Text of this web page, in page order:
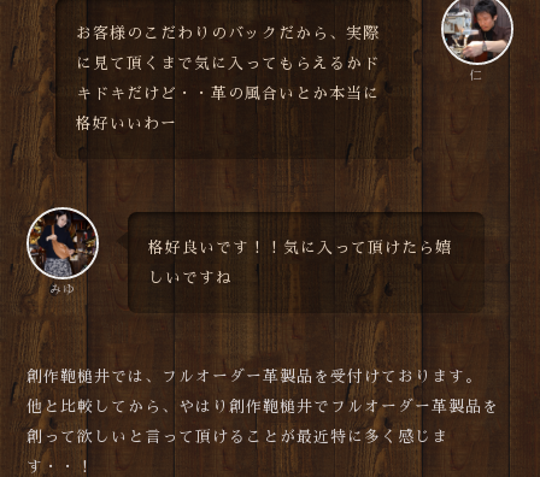
仁
お客様のこだわりのバックだから、実際
に見て頂くまで気に入ってもらえるかド
キドキだけど・・革の風合いとか本当に
格好いいわー
みゆ
格好良いです！！気に入って頂けたら嬉
しいですね
創作鞄槌井では、フルオーダー革製品を受付けております。
他と比較してから、やはり創作鞄槌井でフルオーダー革製品を
創って欲しいと言って頂けることが最近特に多く感じま
す・・！